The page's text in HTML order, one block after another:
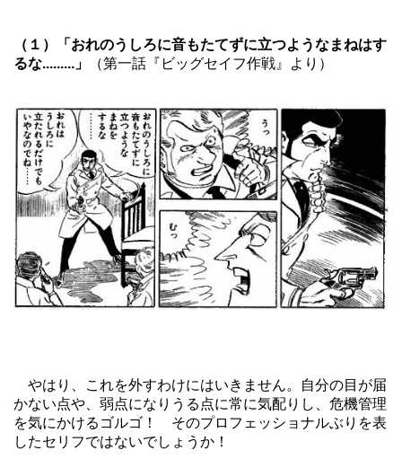
（１）「おれのうしろに音もたてずに立つようなまねはす
るな.........」
（第一話『ビッグセイフ作戦』より）
やはり、これを外すわけにはいきません。自分の目が届
かない点や、弱点になりうる点に常に気配りし、危機管理
を気にかけるゴルゴ！ そのプロフェッショナルぶりを表
したセリフではないでしょうか！